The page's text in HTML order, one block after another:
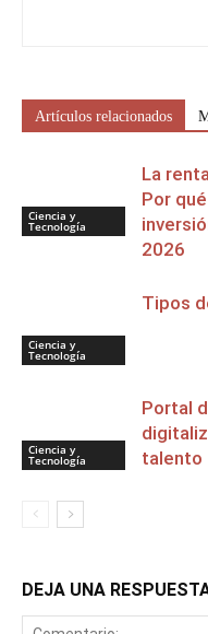
Artículos relacionados
Ciencia y
Tecnología
La
Por
2026
Ciencia y
Tecnología
Tipos
Ciencia y
Tecnología
Portal
talento
DEJA UNA